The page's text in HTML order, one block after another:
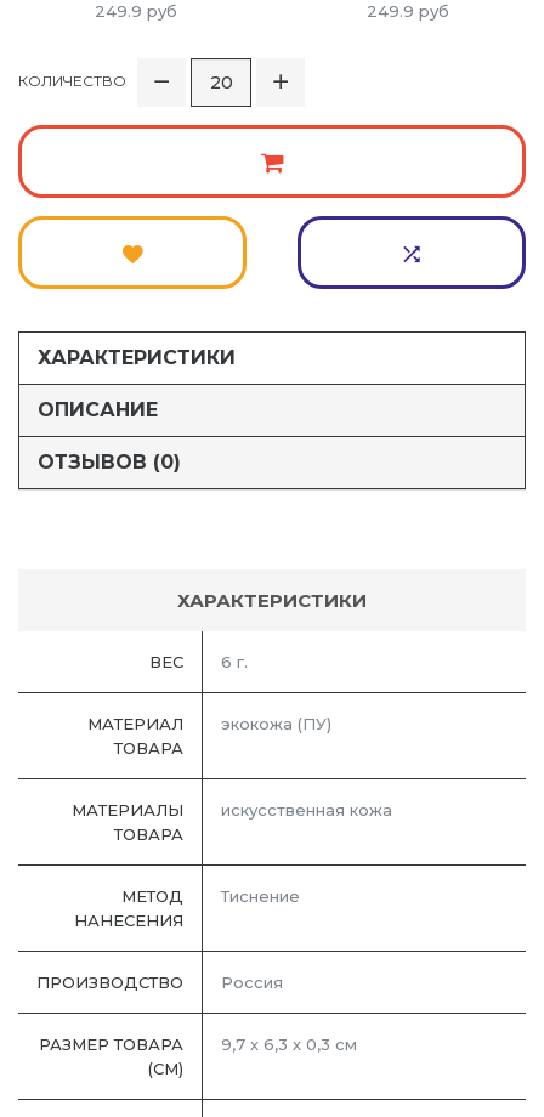
249.9 руб 249.9 руб
КОЛИЧЕСТВО
ХАРАКТЕРИСТИКИ
ОПИСАНИЕ
ОТЗЫВОВ (0)
ХАРАКТЕРИСТИКИ
ВЕС 6 г.
МАТЕРИАЛ
ТОВАРА
экокожа (ПУ)
МАТЕРИАЛЫ
ТОВАРА
искусственная кожа
МЕТОД
НАНЕСЕНИЯ
Тиснение
ПРОИЗВОДСТВО Россия
РАЗМЕР ТОВАРА
(СМ)
9,7 х 6,3 х 0,3 см